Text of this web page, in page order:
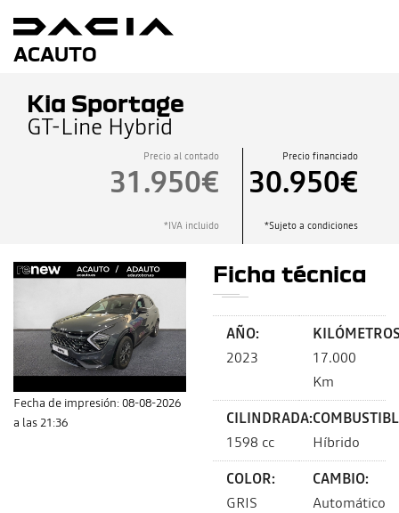
ACAUTO
Kia Sportage
GT-Line Hybrid
Precio al contado
31.950€
*IVA incluido
Precio financiado
30.950€
*Sujeto a condiciones
Fecha de impresión: 08-08-2026
a las 21:36
Ficha técnica
AÑO:
2023
17.000
Km
CILINDRADA:
1598 cc
Híbrido
COLOR:
GRIS
CAMBIO:
Automático